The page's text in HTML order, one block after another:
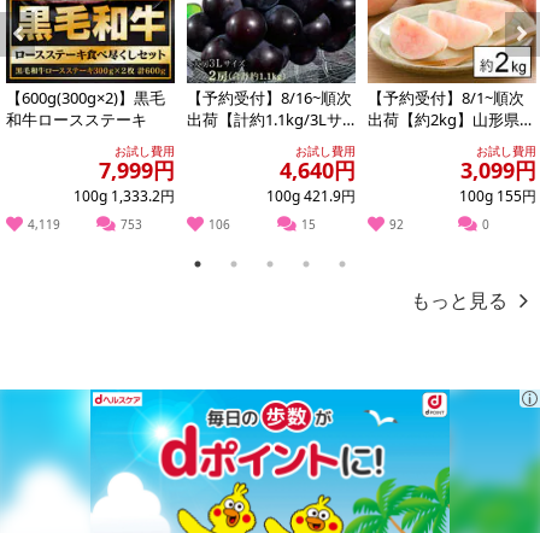
Previous
【600g(300g×2)】黒毛
和牛ロースステーキ
お試し費用
7,999円
100g 1,333.2円
4,119 753
【予約受付】8/16~順次
出荷【計約1.1kg/3Lサ
イズ×2房】藤稔（ふじ
お試し費用
4,640円
100g 421.9円
106 15
【予約受付】8/1~順次
出荷【約2kg】山形県産
白桃(品種・玉数おまか
お試し費用
3,099円
100g 155円
92 0
Next
1 2 3 4 5
もっと見る